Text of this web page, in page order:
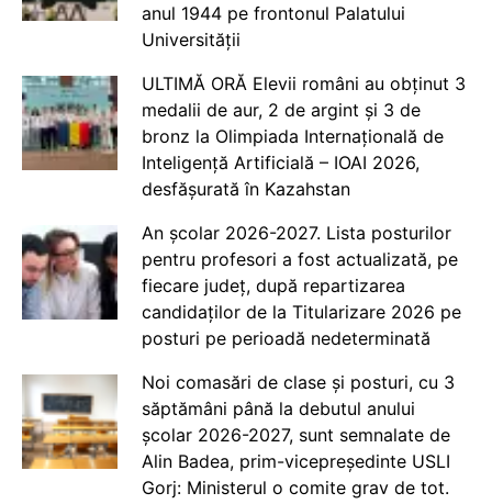
anul 1944 pe frontonul Palatului
Universității
ULTIMĂ ORĂ Elevii români au obținut 3
medalii de aur, 2 de argint și 3 de
bronz la Olimpiada Internațională de
Inteligență Artificială – IOAI 2026,
desfășurată în Kazahstan
An școlar 2026-2027. Lista posturilor
pentru profesori a fost actualizată, pe
fiecare județ, după repartizarea
candidaților de la Titularizare 2026 pe
posturi pe perioadă nedeterminată
Noi comasări de clase și posturi, cu 3
săptămâni până la debutul anului
școlar 2026-2027, sunt semnalate de
Alin Badea, prim-vicepreședinte USLI
Gorj: Ministerul o comite grav de tot.